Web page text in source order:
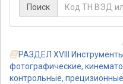
Поиск
РАЗДЕЛ XVIII
фотографические,
контрольные,